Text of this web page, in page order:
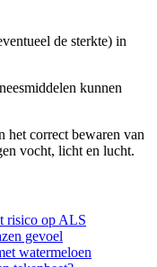
de sterkte) in
kunnen
het correct bewaren van
vocht, licht en lucht.
risico op ALS
gevoel
watermeloen